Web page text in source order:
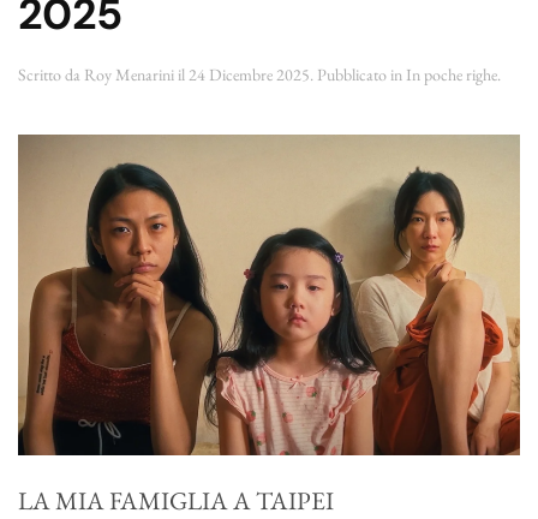
2025
Scritto da Roy Menarini il24 Dicembre 2025. Pubblicato in In poche righe.
LA MIA FAMIGLIA A TAIPEI